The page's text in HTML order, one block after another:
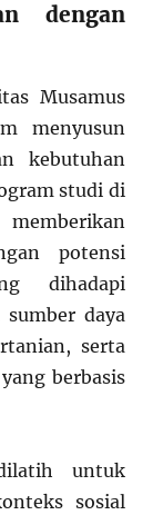
dengan
Musamus
menyusun
kebutuhan
studi di
potensi
dihadapi
sumber daya
serta
berbasis
untuk
sosial